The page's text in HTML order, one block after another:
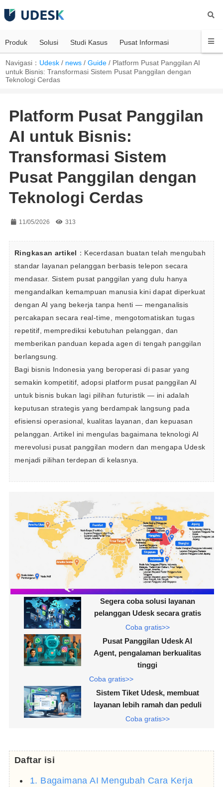
Produk Solusi Studi Kasus Pusat Informasi
Navigasi： Udesk / news /Guide / Platform Pusat Panggilan AI
untuk Bisnis: Transformasi Sistem Pusat Panggilan dengan
Teknologi Cerdas
Platform Pusat Panggilan
AI untuk Bisnis:
Transformasi Sistem
Pusat Panggilan dengan
Teknologi Cerdas
11/05/2026 313
Ringkasan artikel ：Kecerdasan buatan telah mengubah
standar layanan pelanggan berbasis telepon secara
mendasar. Sistem pusat panggilan yang dulu hanya
mengandalkan kemampuan manusia kini dapat diperkuat
dengan AI yang bekerja tanpa henti — menganalisis
percakapan secara real-time, mengotomatiskan tugas
repetitif, memprediksi kebutuhan pelanggan, dan
memberikan panduan kepada agen di tengah panggilan
berlangsung.
Bagi bisnis Indonesia yang beroperasi di pasar yang
semakin kompetitif, adopsi platform pusat panggilan AI
untuk bisnis bukan lagi pilihan futuristik — ini adalah
keputusan strategis yang berdampak langsung pada
efisiensi operasional, kualitas layanan, dan kepuasan
pelanggan. Artikel ini mengulas bagaimana teknologi AI
merevolusi pusat panggilan modern dan mengapa Udesk
menjadi pilihan terdepan di kelasnya.
Segera coba solusi layanan
pelanggan Udesk secara gratis
Coba gratis>>
Pusat Panggilan Udesk AI
Agent, pengalaman berkualitas
tinggi
Coba gratis>>
Sistem Tiket Udesk, membuat
layanan lebih ramah dan peduli
Coba gratis>>
Daftar isi
1. Bagaimana AI Mengubah Cara Kerja